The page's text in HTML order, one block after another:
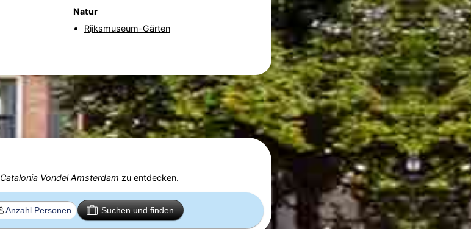
Natur
Rijksmuseum-Gärten
Catalonia Vondel Amsterdam zu entdecken.
Suchen und finden